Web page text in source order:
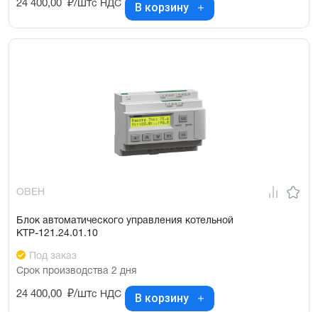
24 400,00 ₽/штс НДС В корзину
ОВЕН
Блок автоматического управления котельной
КТР-121.24.01.10
Под заказ
Срок производства 2 дня
24 400,00 ₽/штс НДС В корзину